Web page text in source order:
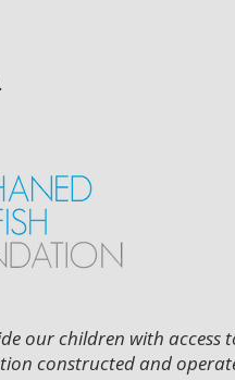
our children with access
constructed and